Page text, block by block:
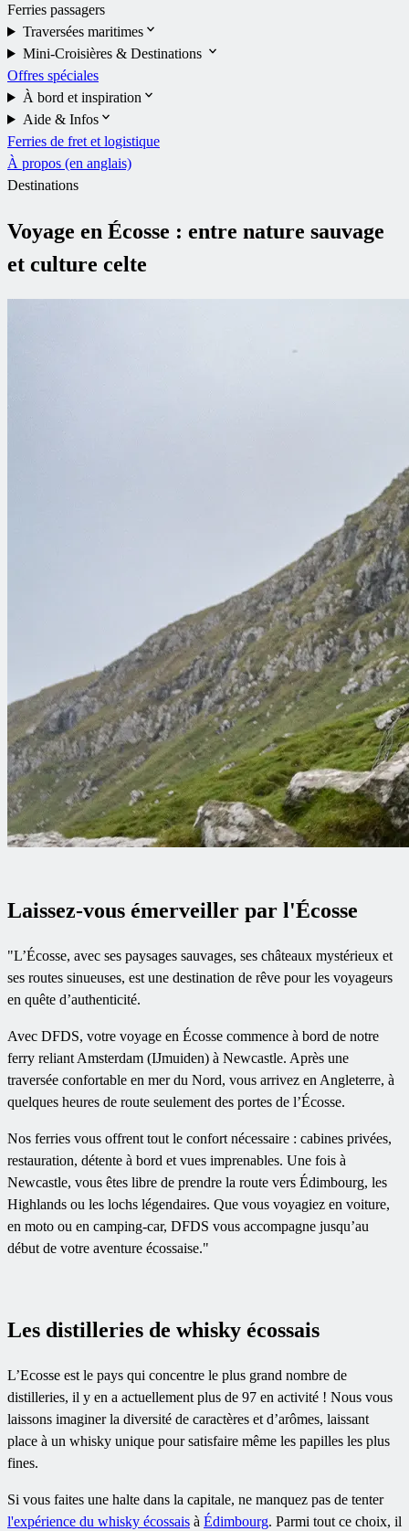
Ferries passagers
Traversées maritimes
Mini-Croisières & Destinations
Offres spéciales
À bord et inspiration
Aide & Infos
Ferries de fret et logistique
À propos (en anglais)
Destinations
Voyage en Écosse : entre nature sauvage
et culture celte
Laissez-vous émerveiller par l'Écosse
"L’Écosse, avec ses paysages sauvages, ses châteaux mystérieux et
ses routes sinueuses, est une destination de rêve pour les voyageurs
en quête d’authenticité.
Avec DFDS, votre voyage en Écosse commence à bord de notre
ferry reliant Amsterdam (IJmuiden) à Newcastle. Après une
traversée confortable en mer du Nord, vous arrivez en Angleterre, à
quelques heures de route seulement des portes de l’Écosse.
Nos ferries vous offrent tout le confort nécessaire : cabines privées,
restauration, détente à bord et vues imprenables. Une fois à
Newcastle, vous êtes libre de prendre la route vers Édimbourg, les
Highlands ou les lochs légendaires. Que vous voyagiez en voiture,
en moto ou en camping-car, DFDS vous accompagne jusqu’au
début de votre aventure écossaise."
Les distilleries de whisky écossais
L’Ecosse est le pays qui concentre le plus grand nombre de
distilleries, il y en a actuellement plus de 97 en activité ! Nous vous
laissons imaginer la diversité de caractères et d’arômes, laissant
place à un whisky unique pour satisfaire même les papilles les plus
fines.
Si vous faites une halte dans la capitale, ne manquez pas de tenter
l'expérience du whisky écossais à Édimbourg. Parmi tout ce choix, il